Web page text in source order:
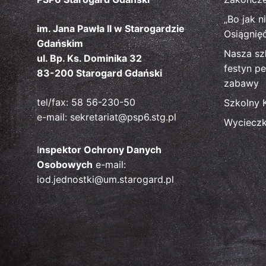
im. Jana Pawła II w Starogardzie
Gdańskim
ul. Bp. Ks. Dominika 32
83-200 Starogard Gdański
tel/fax: 58 56-230-50
e-mail: sekretariat@psp6.stg.pl
Inspektor Ochrony Danych
Osobowyche-mail:
iod.jednostki@um.starogard.pl
„Bo jak
Nasza
festyn
zabawy
Szkolny